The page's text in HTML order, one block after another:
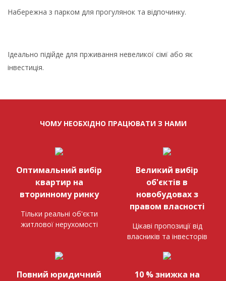
Набережна з парком для прогулянок та відпочинку.
Ідеально підійде для прживання невеликої сімї або як
інвестиція.
ЧОМУ НЕОБХІДНО ПРАЦЮВАТИ З НАМИ
Оптимальний вибір
квартир на
вторинному ринку
Тільки реальні об'єкти
житлової нерухомості
Великий вибір
об'єктів в
новобудовах з
правом власності
Цікаві пропозиції від
власників та інвесторів
Повний юридичний
10 % знижка на